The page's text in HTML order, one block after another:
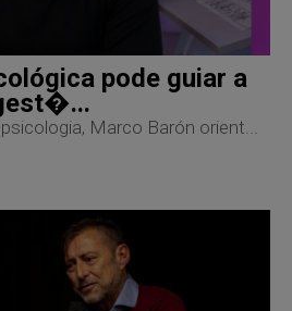
pode guiar a
Marco Barón orient...